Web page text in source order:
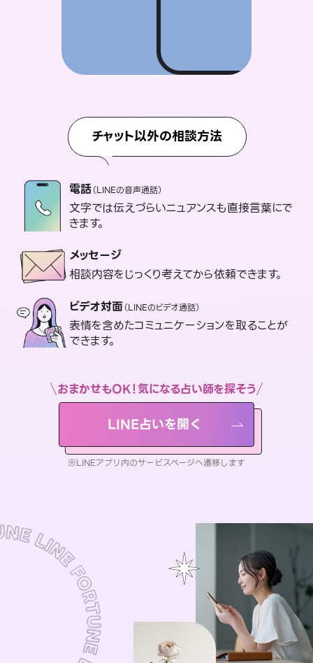
チャット以外の相談方法
電話（LINEの音声通話）
文字では伝えづらいニュアンスも直接言葉にで
きます。
メッセージ
相談内容をじっくり考えてから依頼できます。
ビデオ対面（LINEのビデオ通話）
表情を含めたコミュニケーションを取ることが
できます。
おまかせもOK！気になる占い師を探そう
LINE占いを開く
※LINEアプリ内のサービスページへ遷移します